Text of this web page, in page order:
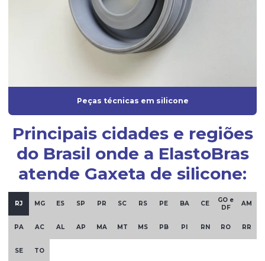
Indústria de borrachas automotivas
Injeção de borracha
Injeção de borracha silicone
Mangueira de silicone atóxica
Mangueira de silicone fabricante
Mangueira de silicone transparente
Oring silicone
Peças técnicas em silicone
Principais cidades e regiões
do Brasil onde a ElastoBras
atende Gaxeta de silicone:
RJ MG ES SP PR SC RS PE BA CE
GO e
DF
AM
PA AC AL AP MA MT MS PB PI RN RO RR
SE TO